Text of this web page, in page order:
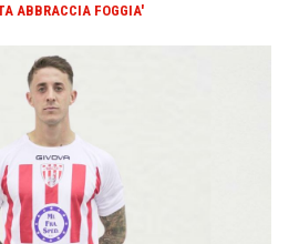
ABBRACCIA FOGGIA'